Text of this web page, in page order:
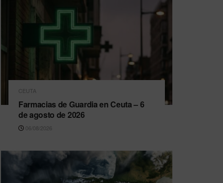
CEUTA
Farmacias de Guardia en Ceuta – 6
de agosto de 2026
06/08/2026